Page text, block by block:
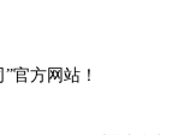
官方网站！